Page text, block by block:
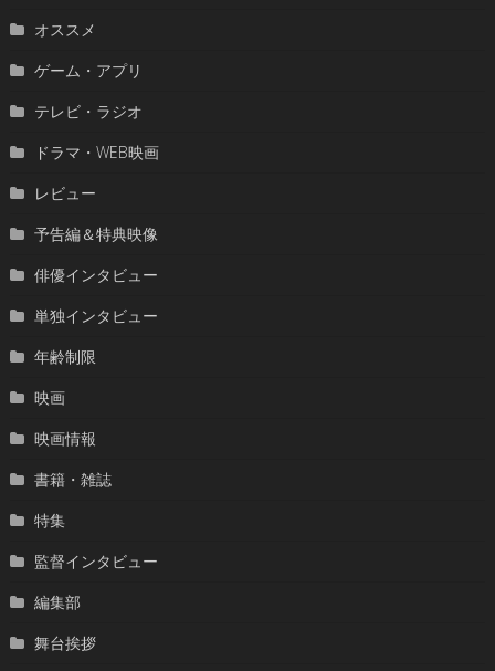
オススメ
ゲーム・アプリ
テレビ・ラジオ
ドラマ・WEB映画
レビュー
予告編＆特典映像
俳優インタビュー
単独インタビュー
年齢制限
映画
映画情報
書籍・雑誌
特集
監督インタビュー
編集部
舞台挨拶